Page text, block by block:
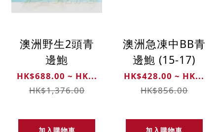
澳洲野生2頭青
邊鮑
HK$688.00 ~ HK...
HK$1,376.00
澳洲急凍中BB青
邊鮑 (15-17)
HK$428.00 ~ HK...
HK$856.00